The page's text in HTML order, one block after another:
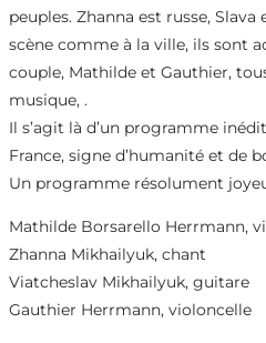
peuples. Zhanna est russe,
scène comme à la ville, ils sont
couple, Mathilde et Gauthier,
musique, .
Il s’agit là d’un programme
France, signe d’humanité et de
Un programme résolument
Mathilde Borsarello Herrmann,
Zhanna Mikhailyuk, chant
Viatcheslav Mikhailyuk, guitare
Gauthier Herrmann, violoncelle